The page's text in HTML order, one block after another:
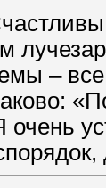
–
очень